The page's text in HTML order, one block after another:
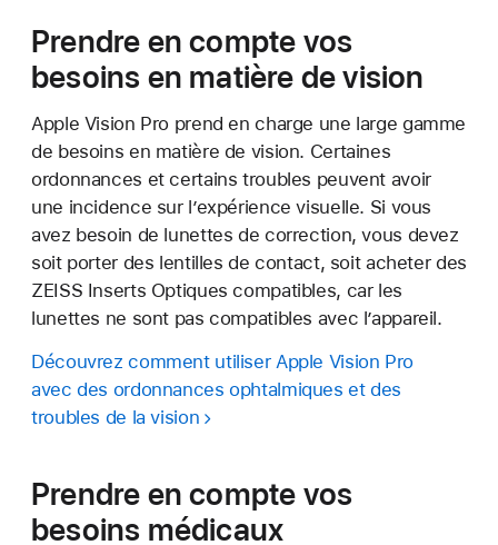
Prendre en compte vos
besoins en matière de vision
Apple Vision Pro prend en charge une large gamme
de besoins en matière de vision. Certaines
ordonnances et certains troubles peuvent avoir
une incidence sur l’expérience visuelle. Si vous
avez besoin de lunettes de correction, vous devez
soit porter des lentilles de contact, soit acheter des
ZEISS Inserts Optiques compatibles, car les
lunettes ne sont pas compatibles avec l’appareil.
Découvrez comment utiliser Apple Vision Pro
avec des ordonnances ophtalmiques et des
troubles de la vision
Prendre en compte vos
besoins médicaux